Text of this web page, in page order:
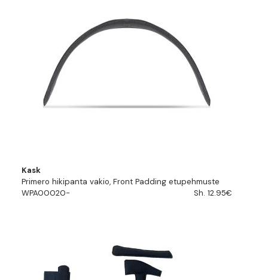
Kask
Primero hikipanta vakio, Front Padding etupehmuste
WPA00020-
Sh. 12.95€